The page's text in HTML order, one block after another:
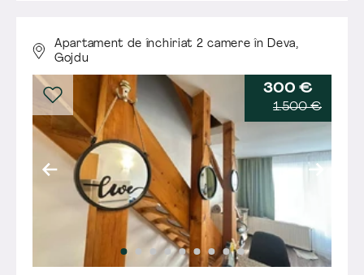
Apartament de închiriat 2 camere în Deva,
Gojdu
300 €
1.500 €